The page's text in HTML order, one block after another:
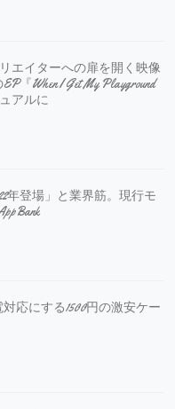
エイターへの扉を開く映像
『When I Get My Playground
アルに
年登場」と業界筋。現行モ
応にする1500円の激安ケー